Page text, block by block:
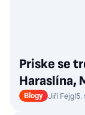
Priske se
Haraslína,
Blogy Jiří Fejgl5.